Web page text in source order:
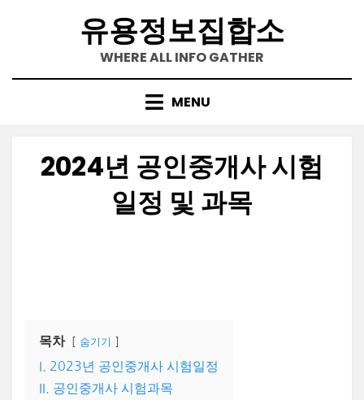
유용정보집합소
WHERE ALL INFO GATHER
MENU
2024년 공인중개사 시험
일정 및 과목
목차 숨기기
I. 2023년 공인중개사 시험일정
II. 공인중개사 시험과목